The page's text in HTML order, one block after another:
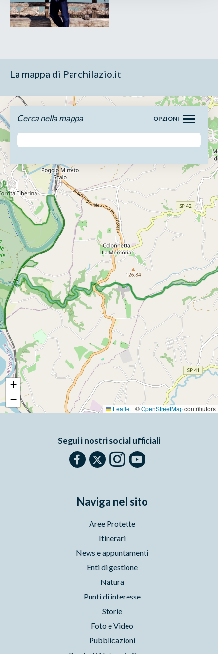
La mappa di Parchilazio.it
+
−
Leaflet | ©OpenStreetMapcontributors
Cerca nella mappa OPZIONI
Segui i nostri social ufficiali
Naviga nel sito
Aree Protette
Itinerari
News e appuntamenti
Enti di gestione
Natura
Punti di interesse
Storie
Foto e Video
Pubblicazioni